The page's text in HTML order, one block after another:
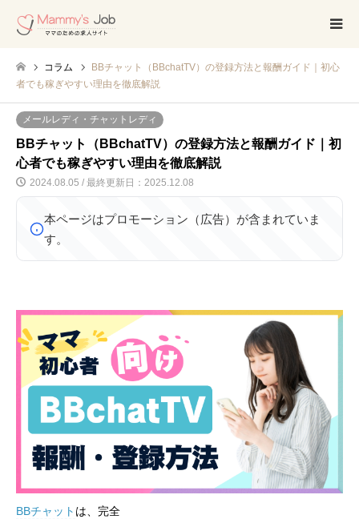
コラム
BBチャット（BBchatTV）の登録方法と報酬ガイド｜初心
者でも稼ぎやすい理由を徹底解説
メールレディ・チャットレディ
BBチャット（BBchatTV）の登録方法と報酬ガイド｜初
心者でも稼ぎやすい理由を徹底解説
2024.08.05 / 最終更新日：2025.12.08
本ページはプロモーション（広告）が含まれていま
す。
BBチャット は、完全